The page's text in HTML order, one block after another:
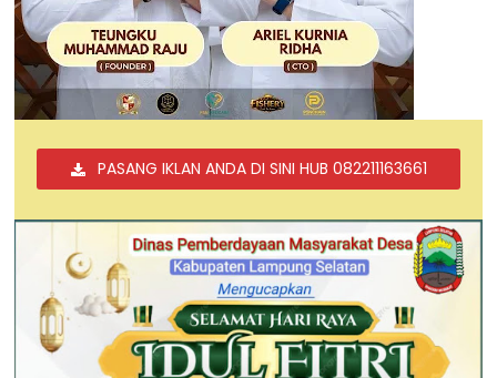
PASANG IKLAN ANDA DI SINI HUB 082211163661